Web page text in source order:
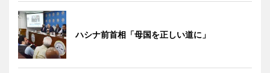
ハシナ前首相「母国を正しい道に」